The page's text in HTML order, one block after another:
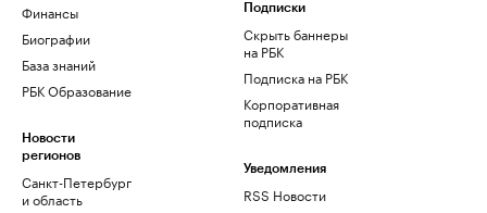
Финансы
Биографии
База знаний
РБК Образование
Новости
регионов
Санкт-Петербург
и область
Подписки
Скрыть баннеры
на РБК
Подписка на РБК
Корпоративная
подписка
Уведомления
RSS Новости